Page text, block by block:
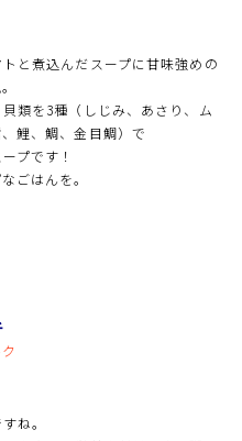
と煮込んだスープに甘味強めの
類を3種（しじみ、あさり、ム
鯉、鯛、金目鯛）で
プです！
ごはんを。
ね。